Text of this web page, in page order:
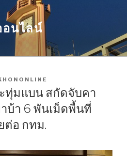
อนไลน์
ทุ่มแบน สกัดจับคา
บ้า 6 พันเม็ดพื้นที่
ต่อ กทม.